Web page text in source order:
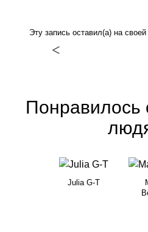
Эту запись оставил(а) на своей
<
Julia G-T